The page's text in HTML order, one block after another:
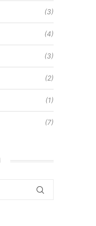
(3)
(4)
(3)
(2)
(1)
(7)